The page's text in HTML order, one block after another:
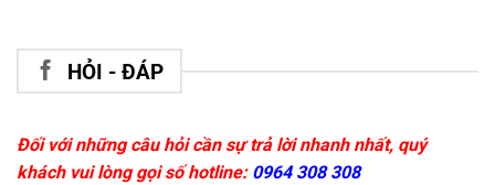
HỎI - ĐÁP
Đối với những câu hỏi cần sự trả lời nhanh nhất, quý
khách vui lòng gọi số hotline: 0964 308 308